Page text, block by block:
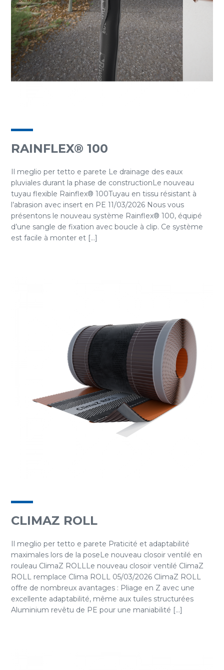
RAINFLEX® 100
Il meglio per tetto e parete Le drainage des eaux
pluviales durant la phase de constructionLe nouveau
tuyau flexible Rainflex® 100Tuyau en tissu résistant à
l’abrasion avec insert en PE 11/03/2026 Nous vous
présentons le nouveau système Rainflex® 100, équipé
d’une sangle de fixation avec boucle à clip. Ce système
est facile à monter et [...]
CLIMAZ ROLL
Il meglio per tetto e parete Praticité et adaptabilité
maximales lors de la poseLe nouveau closoir ventilé en
rouleau ClimaZ ROLLLe nouveau closoir ventilé ClimaZ
ROLL remplace Clima ROLL 05/03/2026 ClimaZ ROLL
offre de nombreux avantages : Pliage en Z avec une
excellente adaptabilité, même aux tuiles structurées
Aluminium revêtu de PE pour une maniabilité [...]